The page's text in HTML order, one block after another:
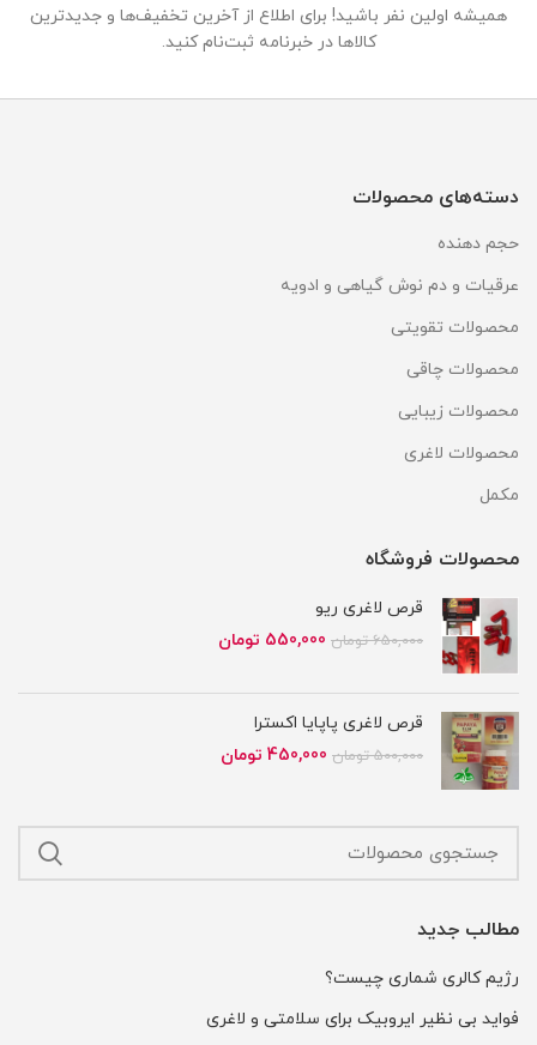
همیشه اولین نفر باشید! برای اطلاع از آخرین تخفیف‌ها و جدیدترین
کالاها در خبرنامه ثبت‌نام کنید.
دسته‌های محصولات
حجم دهنده
عرقیات و دم نوش گیاهی و ادویه
محصولات تقویتی
محصولات چاقی
محصولات زیبایی
محصولات لاغری
مکمل
محصولات فروشگاه
قرص لاغری ریو
650,000 تومان قیمت
550,000 تومان
قرص لاغری پاپایا اکسترا
500,000 تومان قیمت
بود.
450,000 تومان
است.
مطالب جدید
رژیم کالری شماری چیست؟
فواید بی نظیر ایروبیک برای سلامتی و لاغری